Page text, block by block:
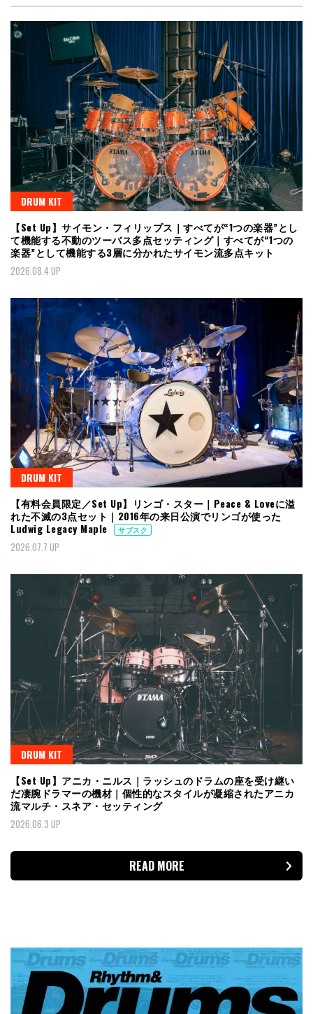
DRUM KIT
【Set Up】サイモン・フィリップス｜すべてが“1つの楽器”とし
て機能する不動のツーバス多点セッティング｜すべてが“1つの
楽器”として機能する3層に分かれたサイモン流多点キット
2026.08.4 UP
DRUM KIT
【有料会員限定／Set Up】リンゴ・スター｜Peace & Loveに溢
れた不滅の3点セット｜2016年の来日公演でリンゴが使った
Ludwig Legacy Maple
サブスク
2026.07.7 UP
DRUM KIT
【Set Up】アニカ・ニルス｜ラッシュのドラムの座を受け継い
だ凄腕ドラマーの機材｜個性的なスタイルが凝縮されたアニカ
流マルチ・スネア・セッティング
2026.06.3 UP
READ MORE